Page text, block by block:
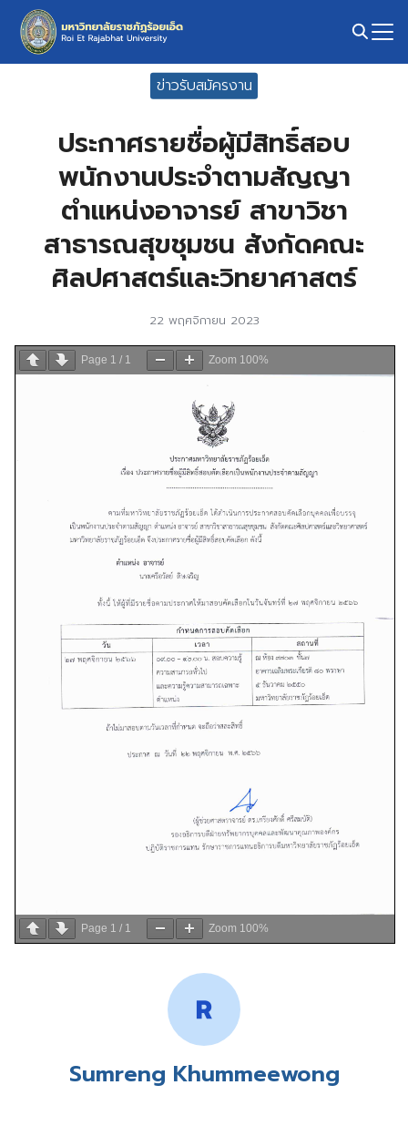
Skip
content
ข่าวรับสมัครงาน
ประกาศรายชื่อผู้มีสิทธิ์สอบ
พนักงานประจำตามสัญญา
ตำแหน่งอาจารย์ สาขาวิชา
สาธารณสุขชุมชน สังกัดคณะ
ศิลปศาสตร์และวิทยาศาสตร์
22 พฤศจิกายน 2023
Page 1 / 1 Zoom 100%
Page 1 / 1 Zoom 100%
Sumreng Khummeewong